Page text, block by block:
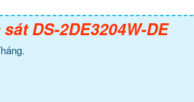
DS-2DE3204W-DE